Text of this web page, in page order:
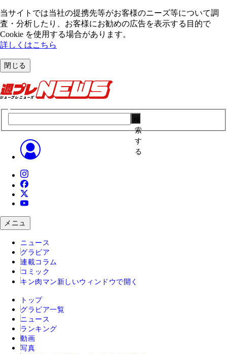
当サイトでは当社の提携先等がお客様のニーズ等について調
査・分析したり、お客様にお勧めの広告を表⽰する⽬的で
Cookie を使⽤する場合があります。
詳しくはこちら
閉じる
索
す
る
メニュ
ニュース
グラビア
連載コラム
コミック
キン肉マン 新しいウィンドウで開く
トップ
グラビア一覧
ニュース
ランキング
動画
写真